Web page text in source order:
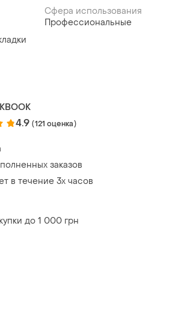
Сфера использования
Профессиональные
4.9 (121 оценка)
заказов
в течение 3х часов
до 1 000 грн